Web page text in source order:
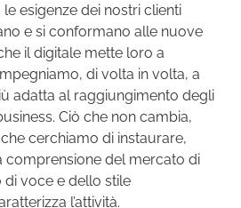
esigenze dei nostri clienti
e si conformano alle nuove
il digitale mette loro a
di volta in volta, a
adatta al raggiungimento degli
Ciò che non cambia,
che cerchiamo di instaurare,
comprensione del mercato di
voce e dello stile
l’attività.